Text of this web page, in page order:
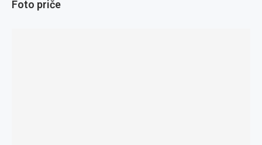
Foto priče